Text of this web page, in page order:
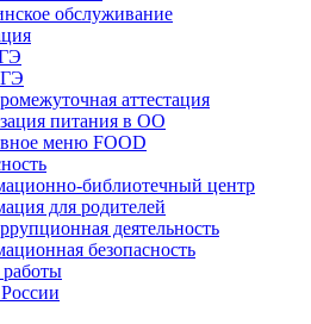
обслуживание
аттестация
питания в ОО
меню FOOD
библиотечный центр
для родителей
деятельность
безопасность